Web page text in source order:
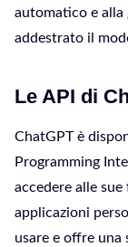
automatico e
addestrato il
Le API di
ChatGPT è
Programming
accedere alle
applicazioni
usare e offre una